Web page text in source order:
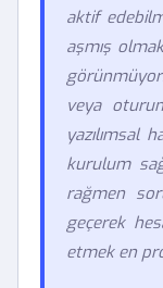
aktif
aşmış
veya
yazılımsal
kurulum
rağmen
geçerek
etmek en